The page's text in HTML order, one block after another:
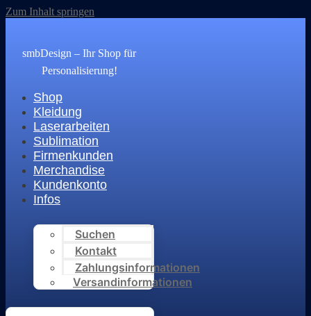
Zum Inhalt springen
smbDesign – Ihr Shop für
Personalisierung!
Shop
Kleidung
Laserarbeiten
Sublimation
Firmenkunden
Merchandise
Kundenkonto
Infos
Suchen
Kontakt
Zahlungsinformationen
Versandinformationen